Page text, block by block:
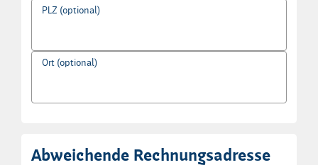
PLZ (optional)
Ort (optional)
Abweichende Rechnungsadresse